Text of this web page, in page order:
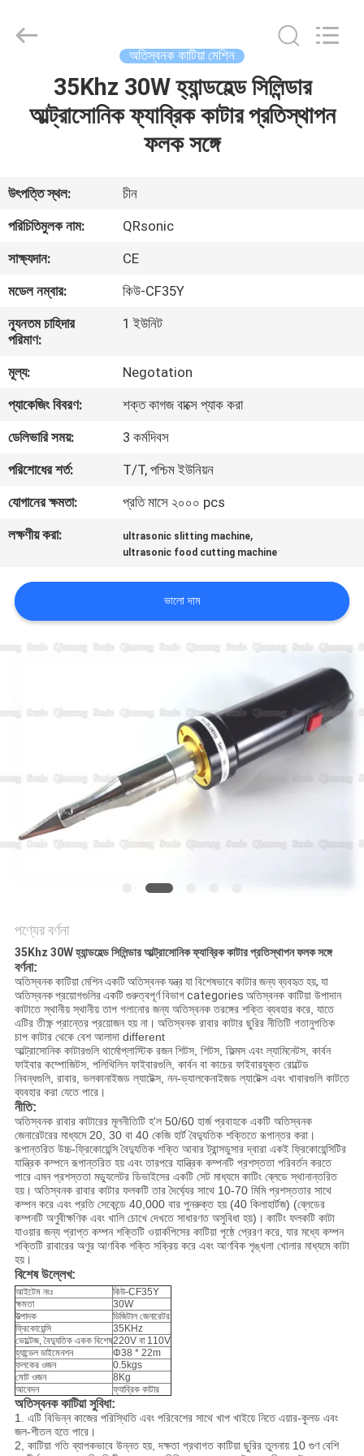
আমাদের
সম্বন্ধে
কারখানা
পরিদর্শন
নিয়ন্ত্রণ
আমাদের
সাথে
যোগাযোগ
করুন
মামলা
উদ্ধৃতি
সাইট
ম্যাপ
নীতি
Equipment
Co.,Ltd.
অতিস্বনক কাটিয়া মেশিন
35Khz 30W হ্যান্ডহেল্ড সিলিন্ডার
আল্ট্রাসোনিক ফ্যাব্রিক কাটার প্রতিস্থাপন
ফলক সঙ্গে
উৎপত্তি স্থল:
চীন
পরিচিতিমুলক নাম:
QRsonic
সাক্ষ্যদান:
CE
মডেল নম্বার:
কিউ-CF35Y
ন্যূনতম চাহিদার
পরিমাণ:
1 ইউনিট
মূল্য:
Negotation
প্যাকেজিং বিবরণ:
শক্ত কাগজ বাক্সে প্যাক করা
ডেলিভারি সময়:
3 কর্মদিবস
পরিশোধের শর্ত:
T/T, পশ্চিম ইউনিয়ন
যোগানের ক্ষমতা:
প্রতি মাসে ২০০০ pcs
লক্ষণীয় করা:
ultrasonic slitting machine,
ultrasonic food cutting machine
ভালো দাম
পণ্যের বর্ণনা
35Khz 30W হ্যান্ডহেল্ড সিলিন্ডার আল্ট্রাসোনিক ফ্যাব্রিক কাটার প্রতিস্থাপন ফলক সঙ্গে
বর্ণনা:
অতিস্বনক কাটিয়া মেশিন একটি অতিস্বনক যন্ত্র যা বিশেষভাবে কাটার জন্য ব্যবহৃত হয়, যা
অতিস্বনক প্রয়োগগুলির একটি গুরুত্বপূর্ণ বিভাগ categories অতিস্বনক কাটিয়া উপাদান
কাটাতে স্থানীয় স্থানীয় তাপ গলানোর জন্য অতিস্বনক তরঙ্গের শক্তি ব্যবহার করে, যাতে
এটির তীক্ষ্ণ প্রান্তের প্রয়োজন হয় না। অতিস্বনক রাবার কাটার ছুরির নীতিটি গতানুগতিক
চাপ কাটার থেকে বেশ আলাদা different
আল্ট্রাসোনিক কাটারগুলি থার্মোপ্লাস্টিক রজন শিটস, শিটস, ফিল্মস এবং ল্যামিনেটস, কার্বন
ফাইবার কম্পোজিটস, পলিথিলিন ফাইবারগুলি, কার্বন বা কাচের ফাইবারযুক্ত রোল্টেড
নিবন্ধগুলি, রাবার, ভলকানাইজড ল্যাটেক্স, নন-ভ্যালকেনাইজড ল্যাটেক্স এবং খাবারগুলি কাটতে
ব্যবহার করা যেতে পারে।
নীতি:
অতিস্বনক রাবার কাটারের মূলনীতিটি হ'ল 50/60 হার্জ প্রবাহকে একটি অতিস্বনক
জেনারেটরের মাধ্যমে 20, 30 বা 40 কেজি হার্ট বৈদ্যুতিক শক্তিতে রূপান্তর করা।
রূপান্তরিত উচ্চ-ফ্রিকোয়েন্সি বৈদ্যুতিক শক্তি আবার ট্রান্সডুসার দ্বারা একই ফ্রিকোয়েন্সিটির
যান্ত্রিক কম্পনে রূপান্তরিত হয় এবং তারপরে যান্ত্রিক কম্পনটি প্রশস্ততা পরিবর্তন করতে
পারে এমন প্রশস্ততা মড্যুলেটর ডিভাইসের একটি সেট মাধ্যমে কাটিং ব্লেডে স্থানান্তরিত
হয়। অতিস্বনক রাবার কাটার ফলকটি তার দৈর্ঘ্যের সাথে 10-70 মিমি প্রশস্ততার সাথে
কম্পন করে এবং প্রতি সেকেন্ডে 40,000 বার পুনরুক্ত হয় (40 কিলাহার্টজ) (ব্লেডের
কম্পনটি অণুবীক্ষণিক এবং খালি চোখে দেখতে সাধারণত অসুবিধা হয়)। কাটিং ফলকটি কাটা
যাওয়ার জন্য প্রাপ্ত কম্পন শক্তিটি ওয়ার্কপিসের কাটিয়া পৃষ্ঠে প্রেরণ করে, যার মধ্যে কম্পন
শক্তিটি রাবারের অণুর আণবিক শক্তি সক্রিয় করে এবং আণবিক শৃঙ্খলা খোলার মাধ্যমে কাটা
হয়।
বিশেষ উল্লেখ:
আইটেম নংঃ
কিউ-CF35Y
ক্ষমতা
30W
উত্পাদক
ডিজিটাল জেনারেটর
ফ্রিকোয়েন্সি
35KHz
ভোল্টেজ, বৈদ্যুতিক একক বিশেষ220V বা 110V
হ্যান্ডেল ডাইমেনশন
Φ38 * 22m
ফলকের ওজন
0.5kgs
মোট ওজন
8Kg
আবেদন
ফ্যাব্রিক কাটার
অতিস্বনক কাটিয়া সুবিধা:
1. এটি বিভিন্ন কাজের পরিস্থিতি এবং পরিবেশের সাথে খাপ খাইয়ে নিতে এয়ার-কুলড এবং
জল-শীতল হতে পারে।
2, কাটিয়া গতি ব্যাপকভাবে উন্নত হয়, দক্ষতা প্রথাগত কাটিয়া ছুরির তুলনায় 10 গুণ বেশি